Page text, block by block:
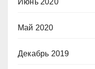
Май 2020
Декабрь 2019